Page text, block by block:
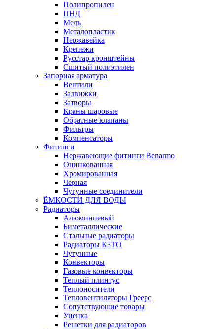
Полипропилен
ПНД
Медь
Металопластик
Нержавейка
Крепежи
Русстар кронштейны
Сшитый полиэтилен
Запорная арматура
Вентили
Задвижки
Затворы
Краны шаровые
Обратные клапаны
Фильтры
Компенсаторы
Фитинги
Нержавеющие фитинги Benarmo
Оцинкованная
Хромированная
Черная
Чугунные соединители
ЁМКОСТИ ДЛЯ ВОДЫ
Радиаторы
Алюминиевый
Биметаллические
Стальные радиаторы
Радиаторы КЗТО
Чугунные
Конвекторы
Газовые конвекторы
Теплый плинтус
Теплоносители
Тепловентиляторы Греерс
Сопутствующие товары
Уценка
Решетки для радиаторов